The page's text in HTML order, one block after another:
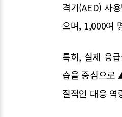
격기(AED) 사
으며, 1,000여
특히, 실제 응
습을 중심으로
질적인 대응 역